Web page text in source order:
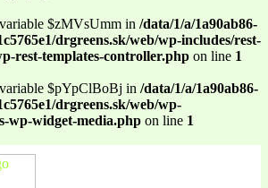
$zMVsUmm in /data/1/a/1a90ab86-
drgreens.sk/web/wp-includes/rest-
rest-templates-controller.php on line 1
$pYpClBoBj in /data/1/a/1a90ab86-
drgreens.sk/web/wp-
wp-widget-media.php on line 1